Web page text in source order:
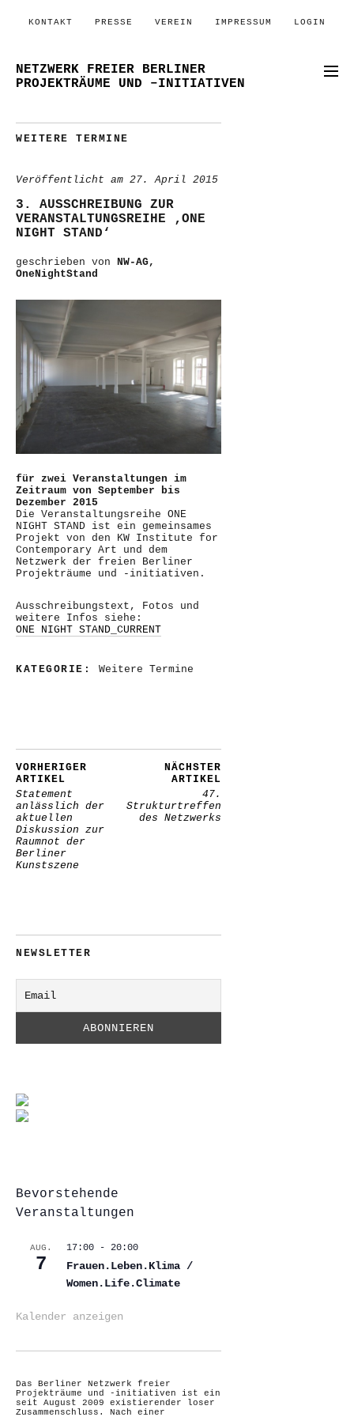
KONTAKT PRESSE VEREIN IMPRESSUM LOGIN
NETZWERK FREIER BERLINER
PROJEKTRÄUME UND –INITIATIVEN
WEITERE TERMINE
Veröffentlicht am 27. April 2015
3. AUSSCHREIBUNG ZUR
VERANSTALTUNGSREIHE ‚ONE
NIGHT STAND‘
geschrieben von NW-AG,
OneNightStand
für zwei Veranstaltungen im
Zeitraum von September bis
Dezember 2015
Die Veranstaltungsreihe ONE
NIGHT STAND ist ein gemeinsames
Projekt von den KW Institute for
Contemporary Art und dem
Netzwerk der freien Berliner
Projekträume und -initiativen.
Ausschreibungstext, Fotos und
weitere Infos siehe:
ONE NIGHT STAND_CURRENT
KATEGORIE: Weitere Termine
VORHERIGER
ARTIKEL
Statement
anlässlich der
aktuellen
Diskussion zur
Raumnot der
Berliner
Kunstszene
NÄCHSTER
ARTIKEL
47.
Strukturtreffen
des Netzwerks
NEWSLETTER
Bevorstehende
Veranstaltungen
AUG.
7
17:00 - 20:00
Frauen.Leben.Klima /
Women.Life.Climate
Kalender anzeigen
Das Berliner Netzwerk freier
Projekträume und -initiativen ist ein
seit August 2009 existierender loser
Zusammenschluss. Nach einer